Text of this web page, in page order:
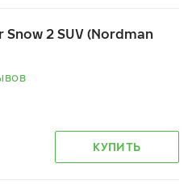
2 SUV (Nordman
КУПИТЬ